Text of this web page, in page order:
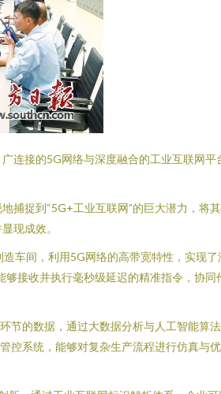
接的5G网络与深度融合的工业互联网平
捕捉到“5G+工业互联网”的巨大潜力，将
现成效。
车间，利用5G网络的高带宽特性，实现
接收并执行毫秒级延迟的精准指令，协
节的数据，通过大数据分析与人工智能算
控系统，能够对复杂生产流程进行仿真与